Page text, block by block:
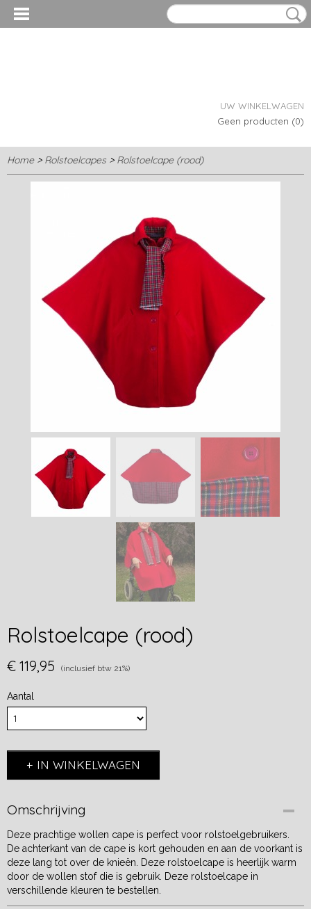
UW WINKELWAGEN
Geen producten (0)
Home> Rolstoelcapes > Rolstoelcape (rood)
Rolstoelcape (rood)
€ 119,95 (inclusief btw 21%)
Aantal
IN WINKELWAGEN
Omschrijving
Deze prachtige wollen cape is perfect voor rolstoelgebruikers.
De achterkant van de cape is kort gehouden en aan de voorkant is
deze lang tot over de knieën. Deze rolstoelcape is heerlijk warm
door de wollen stof die is gebruik. Deze rolstoelcape in
verschillende kleuren te bestellen.